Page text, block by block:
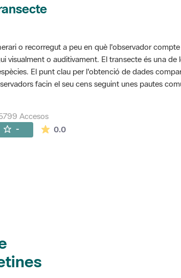
o recorregut a peu en què l'observador
visualment o auditivament. El transecte és una
El punt clau per l'obtenció de dades
facin el seu cens seguint unes pautes
Accesos
- 0.0La valoración media es de 0